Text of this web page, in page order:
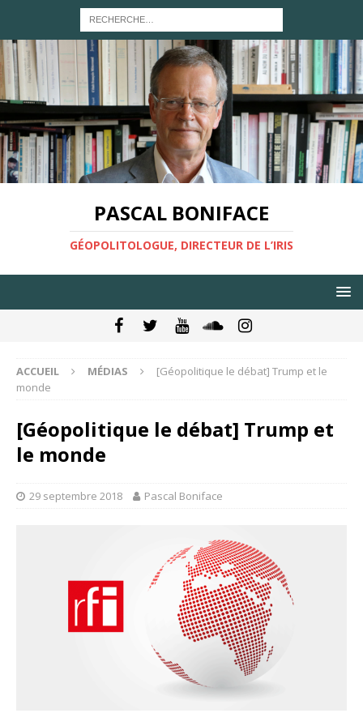
PASCAL BONIFACE
GÉOPOLITOLOGUE, DIRECTEUR DE L’IRIS
ACCUEIL MÉDIAS
[Géopolitique le débat] Trump et le
monde
[Géopolitique le débat] Trump et
le monde
29 septembre 2018 Pascal Boniface